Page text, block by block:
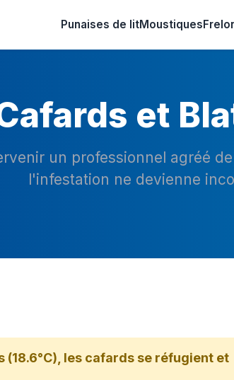
Punaises de litMoustiques
et
un professionnel agréé
l'infestation ne devienne
(18.6°C), les cafards se réfugient et